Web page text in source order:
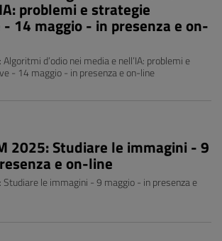
problemi e strategie
14 maggio - in presenza e on-
d’odio nei media e nell’IA: problemi e
- 14 maggio - in presenza e on-line
2025: Studiare le immagini - 9
e on-line
le immagini - 9 maggio - in presenza e